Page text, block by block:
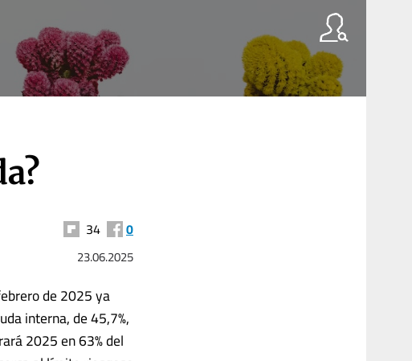
34 0
23.06.2025
de 2025 ya
interna, de 45,7%,
2025 en 63% del